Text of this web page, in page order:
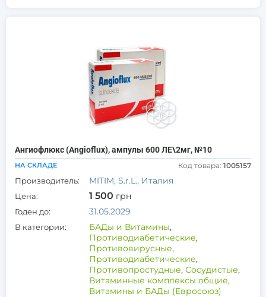
Ангиофлюкс (Angioflux), ампулы 600 ЛЕ\2мг, №10
НА СКЛАДЕ Код товара: 1005157
Производитель: MITIM, S.r.L., Италия
Цена: 1 500 грн
Годен до: 31.05.2029
В категории: БАДы и Витамины,
Противодиабетические,
Противовирусные,
Противодиабетические,
Противопростудные, Сосудистые,
Витаминные комплексы общие,
Витамины и БАДы (Евросоюз)